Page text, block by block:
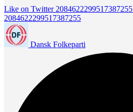
Like on Twitter 2084622299517387255
2084622299517387255
Dansk Folkeparti